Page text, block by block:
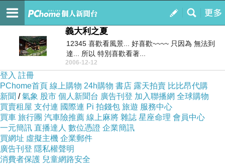
我的
訂閱
流浪的戀人
義大利之夏
12345 喜歡看風景... 好喜歡~~~~ 只因為 無法到
達... 所以 特別喜歡看著...
2006-12-12
登入 註冊
PChome首頁 線上購物 24h購物 書店 露天拍賣 比比昂代購
新聞 /氣象 股市 個人新聞台 廣告刊登 加入聯播網 全球購物
買賣租屋 支付連 國際連 Pi 拍錢包 旅遊 服務中心
買車 旅行團 汽車險推薦 線上麻將 雜誌 星座命理 會員中心
一元簡訊 直播達人 數位憑證 企業簡訊
買網址 虛擬主機 企業郵件
廣告刊登 隱私權聲明
消費者保護 兒童網路安全